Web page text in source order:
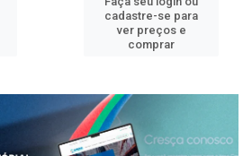
cadastre-se para
ver preços e
comprar